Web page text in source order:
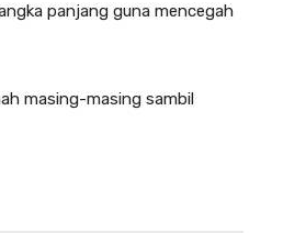
panjang guna mencegah
masing-masing sambil